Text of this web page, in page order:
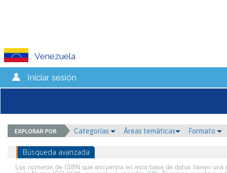
Venezuela
Iniciar sesión
Categorías Áreas temáticas Formato
Búsqueda avanzada
Los números de ISBN que encuentra en esta base de datos tienen